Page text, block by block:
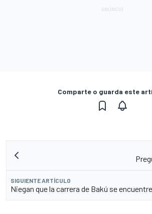
Comparte o guarda este
SIGUIENTE ARTÍCULO
Niegan que la carrera de Bakú se